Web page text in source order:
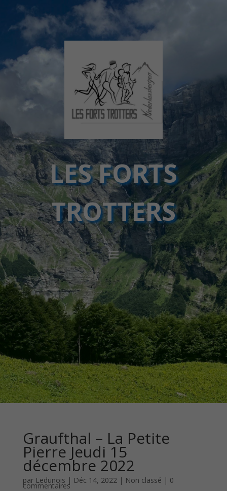
LES FORTS
TROTTERS
Graufthal – La Petite
Pierre Jeudi 15
décembre 2022
par Ledunois | Déc 14, 2022 | Non classé | 0
commentaires